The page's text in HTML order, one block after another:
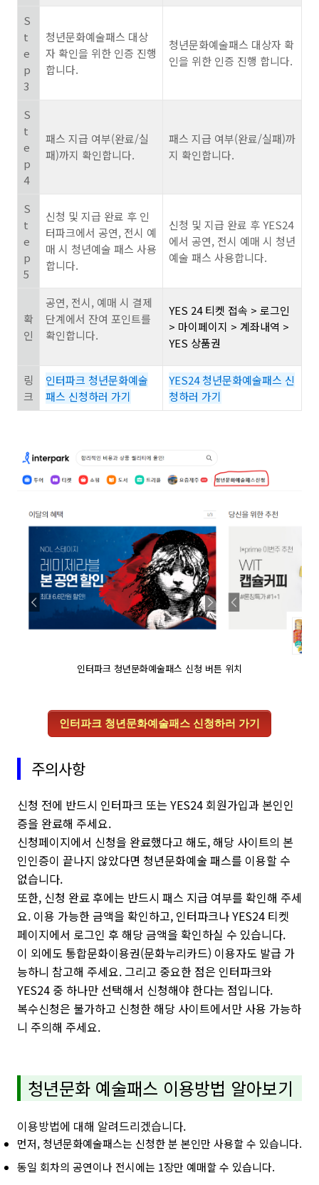
S
t
e
p
3
청년문화예술패스 대상
자 확인을 위한 인증 진행
합니다.
청년문화예술패스 대상자 확
인을 위한 인증 진행 합니다.
S
t
e
p
4
패스 지급 여부(완료/실
패)까지 확인합니다.
패스 지급 여부(완료/실패)까
지 확인합니다.
S
t
e
p
5
신청 및 지급 완료 후 인
터파크에서 공연, 전시 예
매 시 청년예술 패스 사용
합니다.
신청 및 지급 완료 후 YES24
에서 공연, 전시 예매 시 청년
예술 패스 사용합니다.
확
인
공연, 전시, 예매 시 결제
단계에서 잔여 포인트를
확인합니다.
YES 24 티켓 접속 > 로그인
> 마이페이지 > 계좌내역 >
YES 상품권
링
크
인터파크 청년문화예술
패스 신청하러 가기
YES24 청년문화예술패스 신
청하러 가기
인터파크 청년문화예술패스 신청 버튼 위치
인터파크 청년문화예술패스 신청하러 가기
주의사항
신청 전에 반드시 인터파크 또는 YES24 회원가입과 본인인
증을 완료해 주세요.
신청페이지에서 신청을 완료했다고 해도, 해당 사이트의 본
인인증이 끝나지 않았다면 청년문화예술 패스를 이용할 수
없습니다.
또한, 신청 완료 후에는 반드시 패스 지급 여부를 확인해 주세
요. 이용 가능한 금액을 확인하고, 인터파크나 YES24 티켓
페이지에서 로그인 후 해당 금액을 확인하실 수 있습니다.
이 외에도 통합문화이용권(문화누리카드) 이용자도 발급 가
능하니 참고해 주세요. 그리고 중요한 점은 인터파크와
YES24 중 하나만 선택해서 신청해야 한다는 점입니다.
복수신청은 불가하고 신청한 해당 사이트에서만 사용 가능하
니 주의해 주세요.
청년문화 예술패스 이용방법 알아보기
이용방법에 대해 알려드리겠습니다.
먼저, 청년문화예술패스는 신청한 분 본인만 사용할 수 있습니다.
동일 회차의 공연이나 전시에는 1장만 예매할 수 있습니다.